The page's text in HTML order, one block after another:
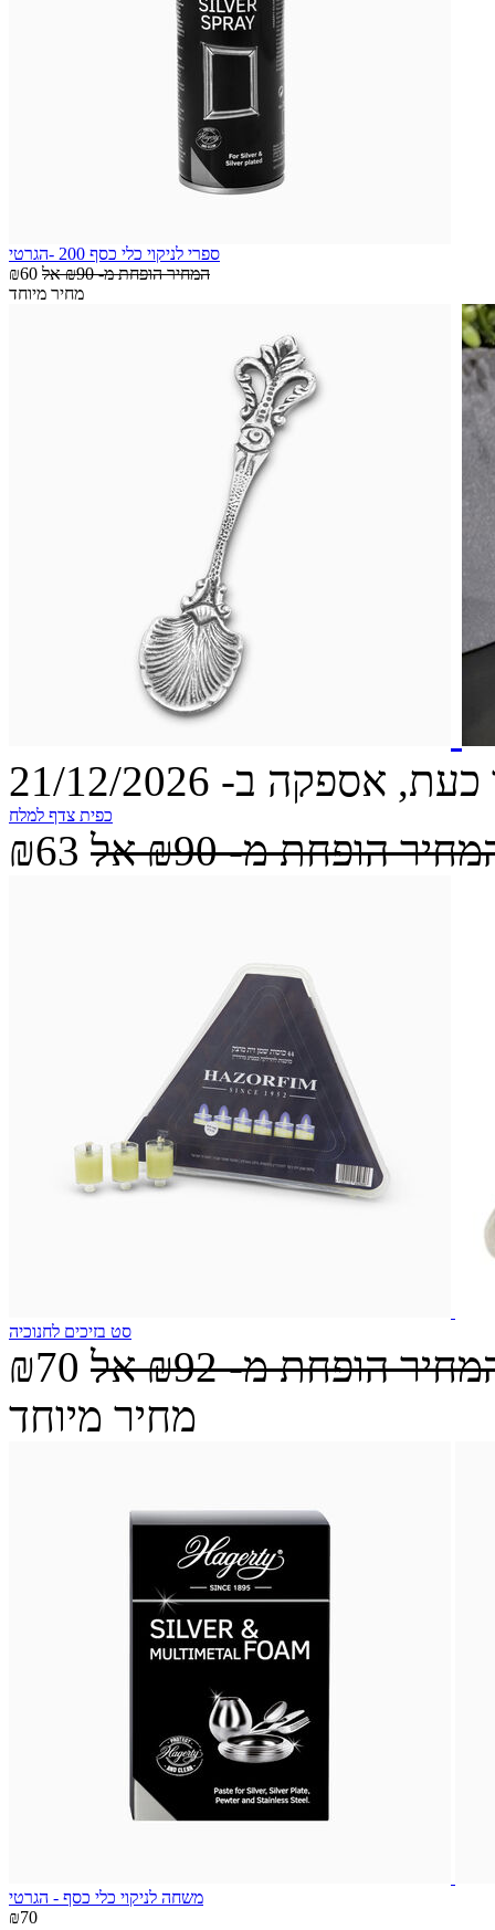
ספרי לניקוי כלי כסף 200 -הגרטי
₪60
המחיר הופחת מ-₪90 אל
מחיר מיוחד
אספקה ב- 21/12/2026
כפית צדף למלח
₪63 הופחת מ-₪90 אל
סט בזיכים לחנוכיה
₪70 הופחת מ-₪92 אל
מחיר מיוחד
משחה לניקוי כלי כסף - הגרטי
₪70